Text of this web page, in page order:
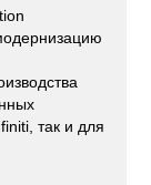
так и для